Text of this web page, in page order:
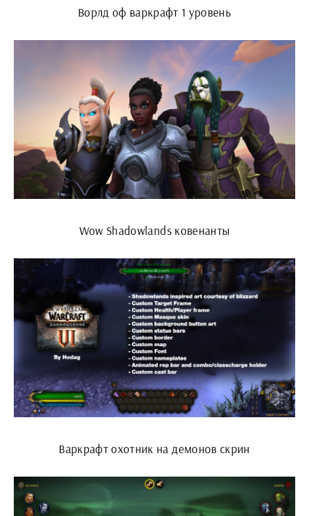
Ворлд оф варкрафт 1 уровень
Wow Shadowlands ковенанты
Варкрафт охотник на демонов скрин